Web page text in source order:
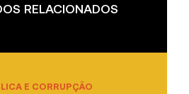
RELACIONADOS
E CORRUPÇÃO